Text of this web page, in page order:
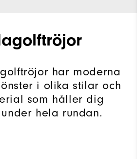
har moderna
i olika stilar och
som håller dig
hela rundan.